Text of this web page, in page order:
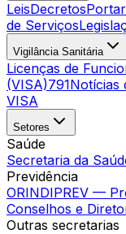
LeisDecretos
de Serviços
Vigilância Sanitária
Licenças de
(VISA)791Notícias
VISA
Setores
Saúde
Secretaria da
Previdência
ORINDIPREV —
Conselhos e
Outras secretarias